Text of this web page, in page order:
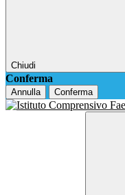
Chiudi
Conferma
Annulla Conferma